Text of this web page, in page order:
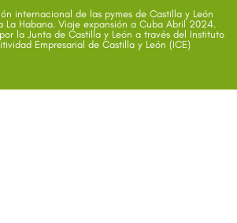
internacional de las pymes de Castilla y León
La Habana. Viaje expansión a Cuba Abril 2024.
la Junta de Castilla y León a través del Instituto
Empresarial de Castilla y León (ICE)